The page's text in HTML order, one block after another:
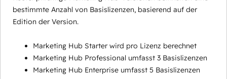
bestimmte Anzahl von Basislizenzen, basierend auf der
Edition der Version.
Marketing Hub Starter wird pro Lizenz berechnet
Marketing Hub Professional umfasst 3 Basislizenzen
Marketing Hub Enterprise umfasst 5 Basislizenzen